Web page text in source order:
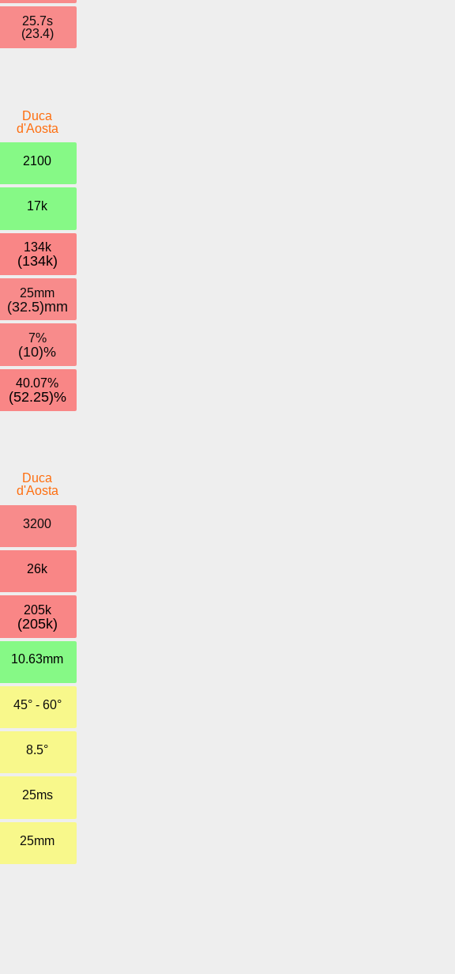
25.7s
(23.4)
Duca
d'Aosta
2100
17k
134k
(134k)
25mm
(32.5)mm
7%
(10)%
40.07%
(52.25)%
Duca
d'Aosta
3200
26k
205k
(205k)
10.63mm
45° - 60°
8.5°
25ms
25mm